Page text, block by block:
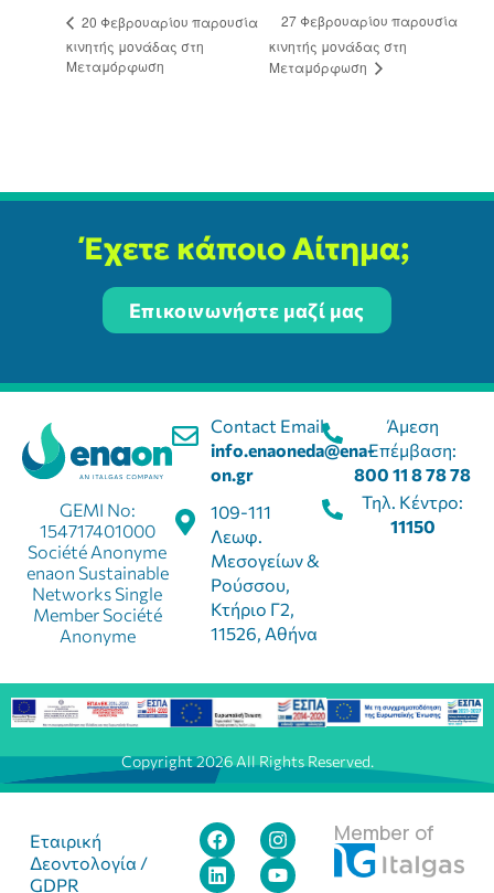
20 Φεβρουαρίου παρουσία
κινητής μονάδας στη
Μεταμόρφωση
27 Φεβρουαρίου παρουσία
κινητής μονάδας στη
Μεταμόρφωση
Έχετε κάποιο Αίτημα;
Επικοινωνήστε μαζί μας
Contact Email:
info.enaoneda@ena-
on.gr
109-111
Λεωφ.
Μεσογείων &
Ρούσσου,
Κτήριο Γ2,
11526, Αθήνα
GEMI No:
154717401000
Société Anonyme
enaon Sustainable
Networks Single
Member Société
Anonyme
Άμεση
Επέμβαση:
800 11 8 78 78
Τηλ. Κέντρο:
11150
Copyright 2026 All Rights Reserved.
Εταιρική
Δεοντολογία /
GDPR
Member of